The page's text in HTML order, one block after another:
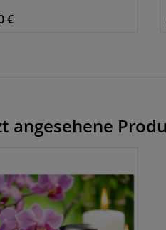
€
angesehene